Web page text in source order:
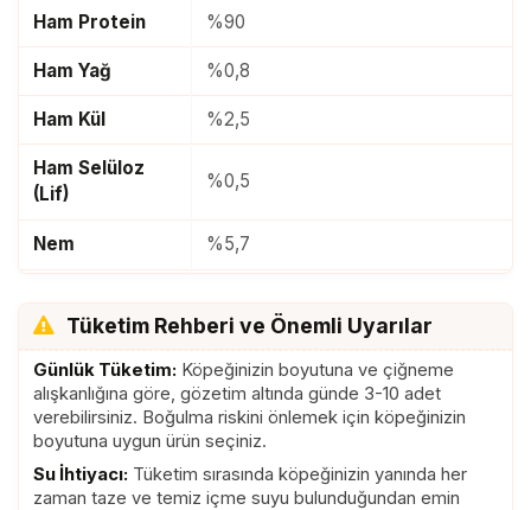
Ham Protein %90
Ham Yağ %0,8
Ham Kül %2,5
Ham Selüloz
(Lif)
%0,5
Nem %5,7
Tüketim Rehberi ve Önemli Uyarılar
Günlük Tüketim: Köpeğinizin boyutuna ve çiğneme
alışkanlığına göre, gözetim altında günde 3-10 adet
verebilirsiniz. Boğulma riskini önlemek için köpeğinizin
boyutuna uygun ürün seçiniz.
Su İhtiyacı: Tüketim sırasında köpeğinizin yanında her
zaman taze ve temiz içme suyu bulunduğundan emin